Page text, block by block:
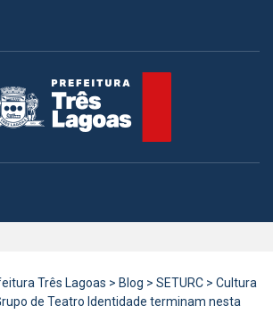
Três Lagoas > Blog > SETURC > Cultura
de Teatro Identidade terminam nesta